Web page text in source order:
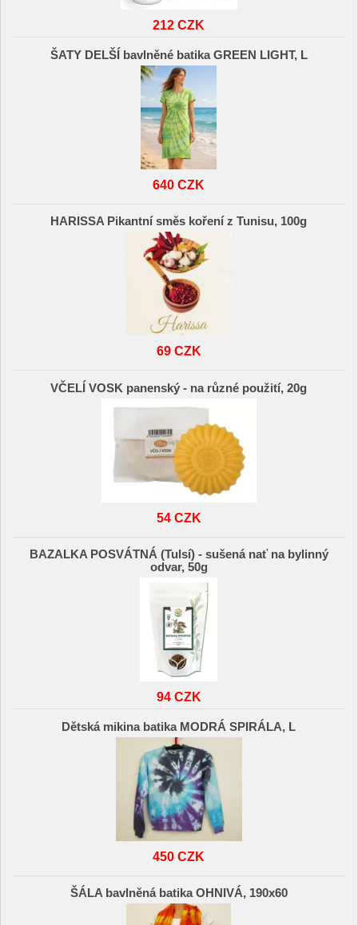
212 CZK
ŠATY DELŠÍ bavlněné batika GREEN LIGHT, L
640 CZK
HARISSA Pikantní směs koření z Tunisu, 100g
69 CZK
VČELÍ VOSK panenský - na různé použití, 20g
54 CZK
BAZALKA POSVÁTNÁ (Tulsí) - sušená nať na bylinný
odvar, 50g
94 CZK
Dětská mikina batika MODRÁ SPIRÁLA, L
450 CZK
ŠÁLA bavlněná batika OHNIVÁ, 190x60